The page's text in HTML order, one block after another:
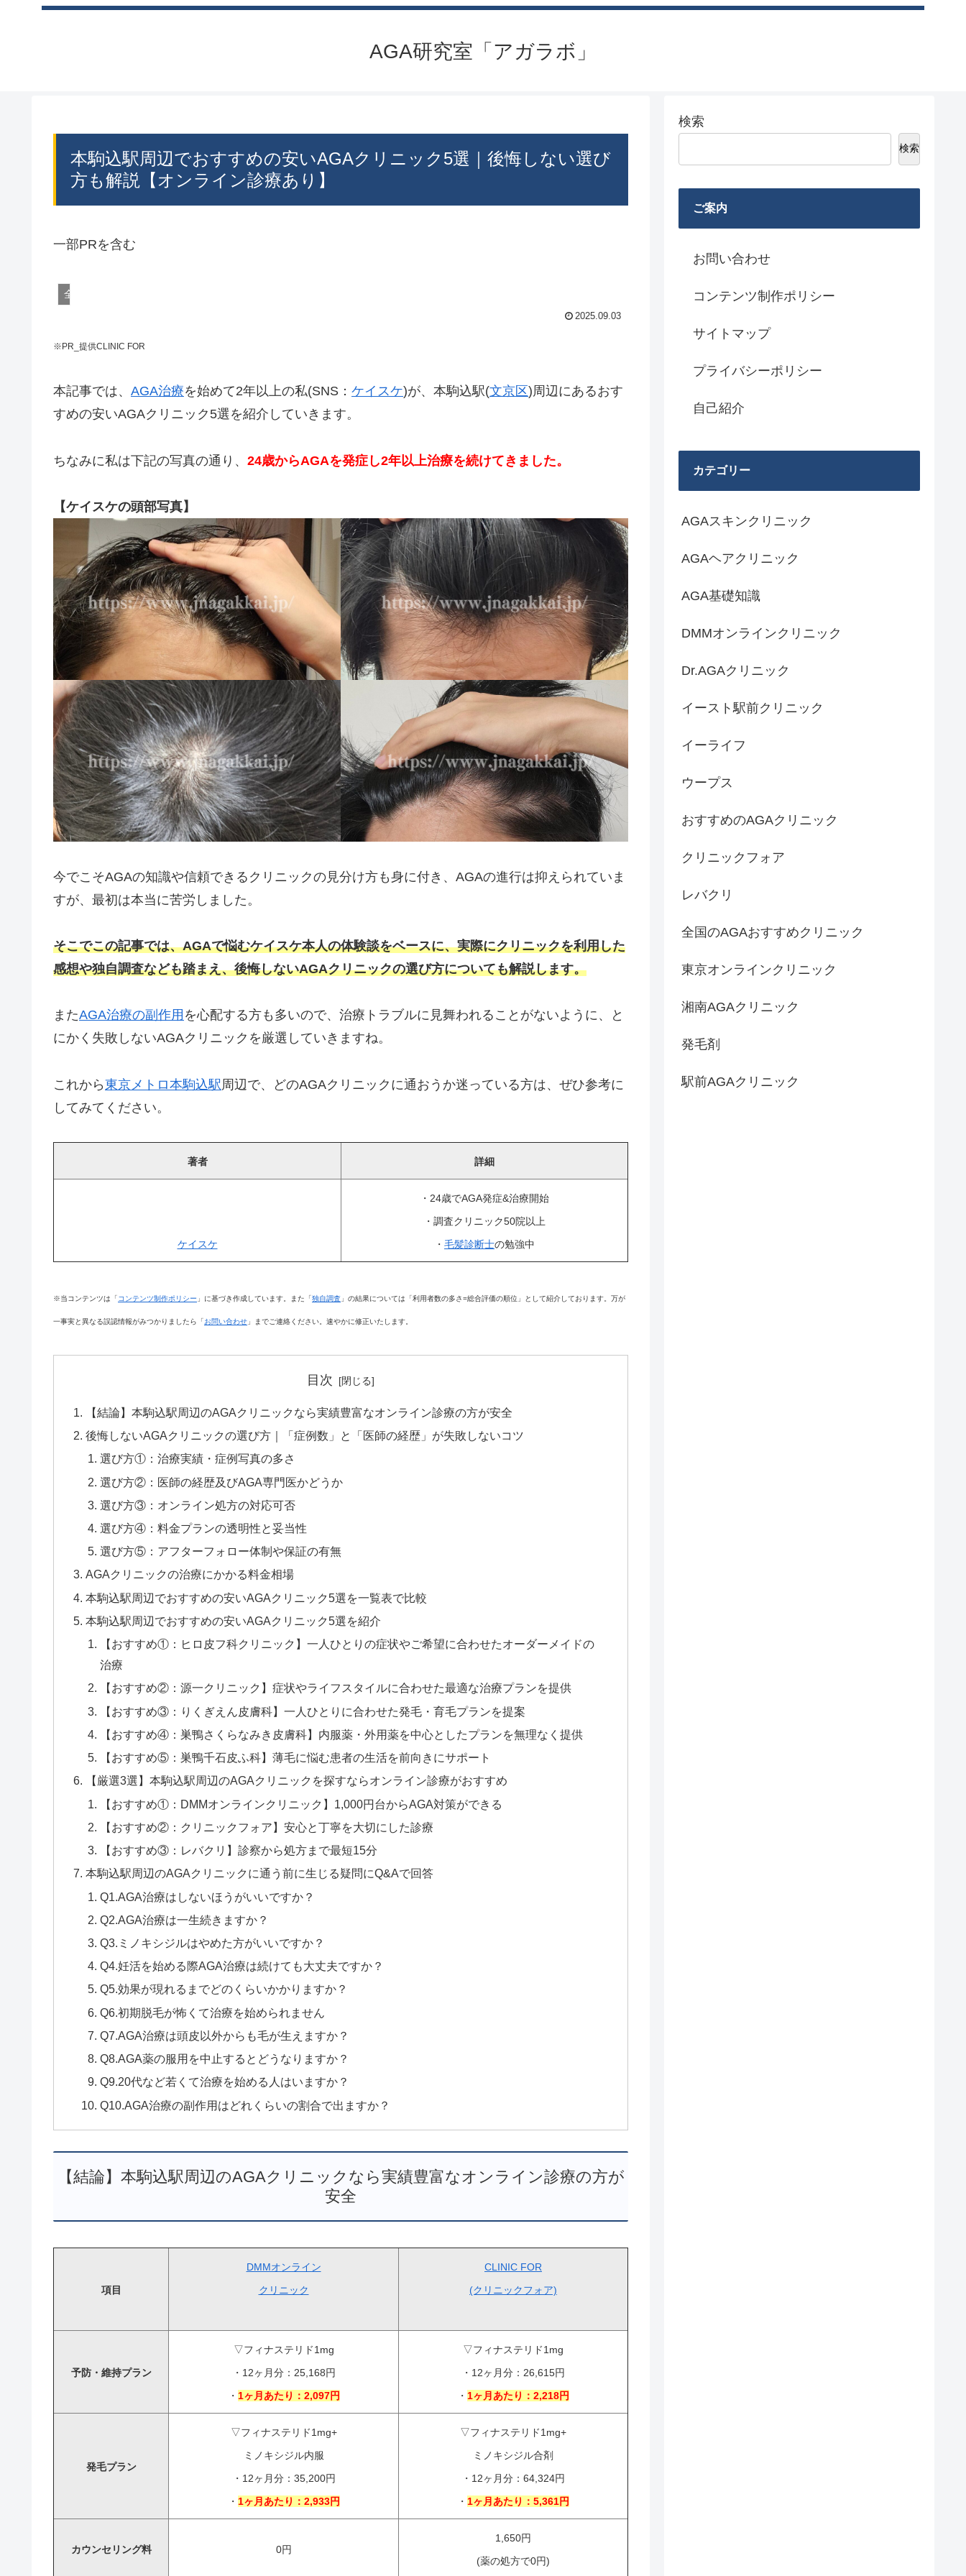
AGA研究室「アガラボ」
本駒込駅周辺でおすすめの安いAGAクリニック5選｜後悔しない選び
方も解説【オンライン診療あり】
一部PRを含む
全国のAGAおすすめクリニック
2025.09.03
※PR_提供CLINIC FOR
本記事では、 AGA治療を始めて2年以上の私(SNS： ケイスケ)が、本駒込駅(文京区)周辺にあるおす
すめの安いAGAクリニック5選を紹介していきます。
ちなみに私は下記の写真の通り、 24歳からAGAを発症し2年以上治療を続けてきました。
【ケイスケの頭部写真】
今でこそAGAの知識や信頼できるクリニックの見分け方も身に付き、AGAの進行は抑えられていま
すが、最初は本当に苦労しました。
そこでこの記事では、AGAで悩むケイスケ本人の体験談をベースに、実際にクリニックを利用した
感想や独自調査なども踏まえ、後悔しないAGAクリニックの選び方についても解説します。
またAGA治療の副作用 を心配する方も多いので、治療トラブルに見舞われることがないように、と
にかく失敗しないAGAクリニックを厳選していきますね。
これから東京メトロ本駒込駅 周辺で、どのAGAクリニックに通おうか迷っている方は、ぜひ参考に
してみてください。
著者 詳細
ケイスケ
・24歳でAGA発症&治療開始
・調査クリニック50院以上
・ 毛髪診断士の勉強中
※当コンテンツは「 コンテンツ制作ポリシー 」に基づき作成しています。また「 独自調査 」の結果については「利用者数の多さ=総合評価の順位」として紹介しております。万が
一事実と異なる誤認情報がみつかりましたら「 お問い合わせ 」までご連絡ください。速やかに修正いたします。
目次
【結論】本駒込駅周辺のAGAクリニックなら実績豊富なオンライン診療の方が安全
後悔しないAGAクリニックの選び方｜「症例数」と「医師の経歴」が失敗しないコツ
選び方①：治療実績・症例写真の多さ
選び方②：医師の経歴及びAGA専門医かどうか
選び方③：オンライン処方の対応可否
選び方④：料金プランの透明性と妥当性
選び方⑤：アフターフォロー体制や保証の有無
AGAクリニックの治療にかかる料金相場
本駒込駅周辺でおすすめの安いAGAクリニック5選を一覧表で比較
本駒込駅周辺でおすすめの安いAGAクリニック5選を紹介
【おすすめ①：ヒロ皮フ科クリニック】一人ひとりの症状やご希望に合わせたオーダーメイドの
治療
【おすすめ②：源一クリニック】症状やライフスタイルに合わせた最適な治療プランを提供
【おすすめ③：りくぎえん皮膚科】一人ひとりに合わせた発毛・育毛プランを提案
【おすすめ④：巣鴨さくらなみき皮膚科】内服薬・外用薬を中心としたプランを無理なく提供
【おすすめ⑤：巣鴨千石皮ふ科】薄毛に悩む患者の生活を前向きにサポート
【厳選3選】本駒込駅周辺のAGAクリニックを探すならオンライン診療がおすすめ
【おすすめ①：DMMオンラインクリニック】1,000円台からAGA対策ができる
【おすすめ②：クリニックフォア】安心と丁寧を大切にした診療
【おすすめ③：レバクリ】診察から処方まで最短15分
本駒込駅周辺のAGAクリニックに通う前に生じる疑問にQ&Aで回答
Q1.AGA治療はしないほうがいいですか？
Q2.AGA治療は一生続きますか？
Q3.ミノキシジルはやめた方がいいですか？
Q4.妊活を始める際AGA治療は続けても大丈夫ですか？
Q5.効果が現れるまでどのくらいかかりますか？
Q6.初期脱毛が怖くて治療を始められません
Q7.AGA治療は頭皮以外からも毛が生えますか？
Q8.AGA薬の服用を中止するとどうなりますか？
Q9.20代など若くて治療を始める人はいますか？
Q10.AGA治療の副作用はどれくらいの割合で出ますか？
【結論】本駒込駅周辺のAGAクリニックなら実績豊富なオンライン診療の方が
安全
項目
DMMオンライン
クリニック
CLINIC FOR
(クリニックフォア)
予防・維持プラン
▽フィナステリド1mg
・12ヶ月分：25,168円
・ 1ヶ月あたり：2,097円
▽フィナステリド1mg
・12ヶ月分：26,615円
・ 1ヶ月あたり：2,218円
発毛プラン
▽フィナステリド1mg+
ミノキシジル内服
・12ヶ月分：35,200円
・ 1ヶ月あたり：2,933円
▽フィナステリド1mg+
ミノキシジル合剤
・12ヶ月分：64,324円
・ 1ヶ月あたり：5,361円
カウンセリング料 0円
1,650円
(薬の処方で0円)
検索
検索
ご案内
お問い合わせ
コンテンツ制作ポリシー
サイトマップ
プライバシーポリシー
自己紹介
カテゴリー
AGAスキンクリニック
AGAヘアクリニック
AGA基礎知識
DMMオンラインクリニック
Dr.AGAクリニック
イースト駅前クリニック
イーライフ
ウープス
おすすめのAGAクリニック
クリニックフォア
レバクリ
全国のAGAおすすめクリニック
東京オンラインクリニック
湘南AGAクリニック
発毛剤
駅前AGAクリニック